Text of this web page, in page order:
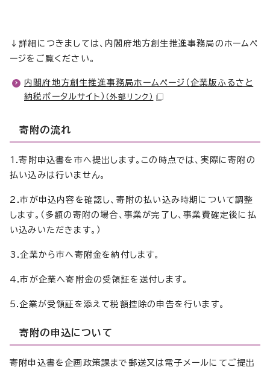
↓詳細につきましては、内閣府地方創生推進事務局のホームペ
ージをご覧ください。
内閣府地方創生推進事務局ホームページ（企業版ふるさと
納税ポータルサイト） （外部リンク）
寄附の流れ
1.寄附申込書を市へ提出します。この時点では、実際に寄附の
払い込みは行いません。
2.市が申込内容を確認し、寄附の払い込み時期について調整
します。（多額の寄附の場合、事業が完了し、事業費確定後に払
い込みいただきます。）
3.企業から市へ寄附金を納付します。
4.市が企業へ寄附金の受領証を送付します。
5.企業が受領証を添えて税額控除の申告を行います。
寄附の申込について
寄附申込書を企画政策課まで郵送又は電子メールにてご提出